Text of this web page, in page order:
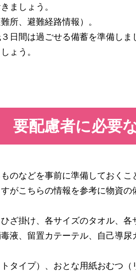
ましょう。
所、避難経路情報）。
日間は過ごせる備蓄を準備しま
ょう。
要配慮者に必要
のなどを事前に準備しておくこ
がこちらの情報を参考に物資の
ざ掛け、各サイズのタオル、各
液、留置カテーテル、自己導尿
タイプ）、おとな用紙おむつ